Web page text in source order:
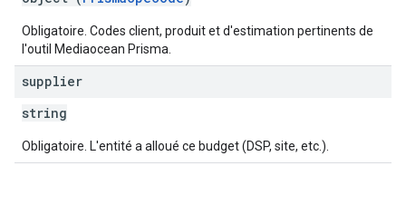
Obligatoire. Codes client, produit et d'estimation pertinents de
l'outil Mediaocean Prisma.
supplier
string
Obligatoire. L'entité a alloué ce budget (DSP, site, etc.).